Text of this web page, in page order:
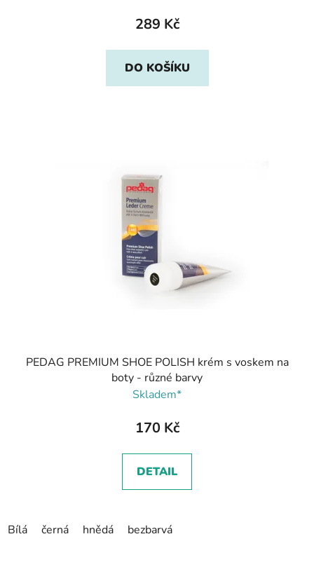
289 Kč
DO KOŠÍKU
PEDAG PREMIUM SHOE POLISH krém s voskem na
boty - různé barvy
Skladem*
170 Kč
DETAIL
Bílá černá hnědá bezbarvá